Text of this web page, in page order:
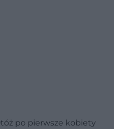
po pierwsze kobiety